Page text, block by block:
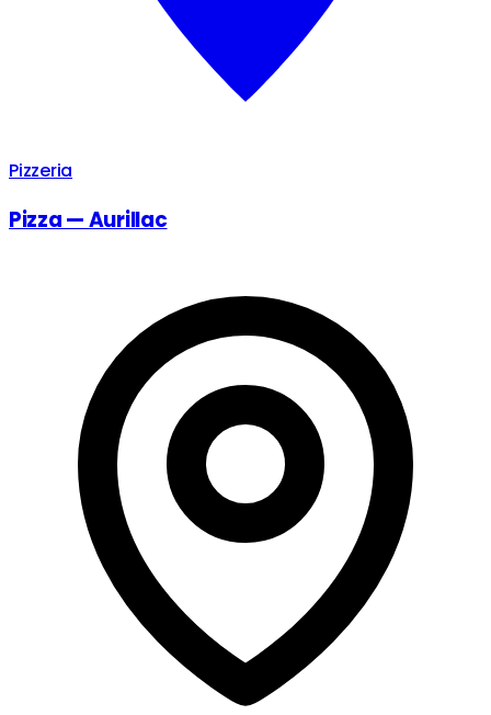
Pizzeria
Pizza — Aurillac